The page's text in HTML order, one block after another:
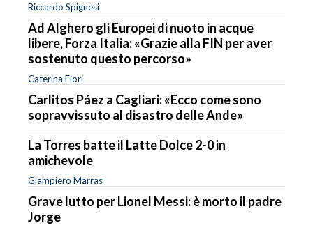
Riccardo Spignesi
Ad Alghero gli Europei di nuoto in acque
libere, Forza Italia: «Grazie alla FIN per aver
sostenuto questo percorso»
Caterina Fiori
Carlitos Páez a Cagliari: «Ecco come sono
sopravvissuto al disastro delle Ande»
La Torres batte il Latte Dolce 2-0 in
amichevole
Giampiero Marras
Grave lutto per Lionel Messi: è morto il padre
Jorge